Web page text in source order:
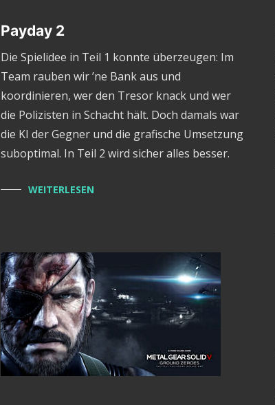
Payday 2
Die Spielidee in Teil 1 konnte überzeugen: Im
Team rauben wir ’ne Bank aus und
koordinieren, wer den Tresor knack und wer
die Polizisten in Schacht hält. Doch damals war
die KI der Gegner und die grafische Umsetzung
suboptimal. In Teil 2 wird sicher alles besser.
WEITERLESEN